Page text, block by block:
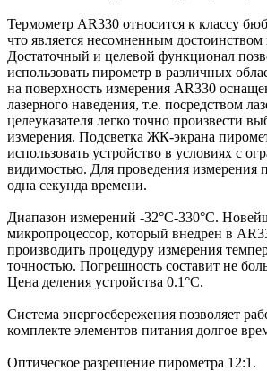
Термометр AR330 относится к классу
что является несомненным достоинством
Достаточный и целевой функционал
использовать пирометр в различных
на поверхность измерения AR330
лазерного наведения, т.е. посредством
целеуказателя легко точно произвести
измерения. Подсветка ЖК-экрана
использовать устройство в условиях с
видимостью. Для проведения измерения
одна секунда времени.
Диапазон измерений -32°C-330°C.
микропроцессор, который внедрен в
производить процедуру измерения
точностью. Погрешность составит не
Цена деления устройства 0.1°C.
Система энергосбережения позволяет
комплекте элементов питания долгое
Оптическое разрешение пирометра 12:1.